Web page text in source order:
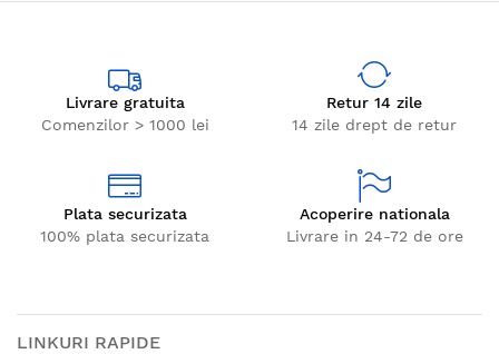
Livrare gratuita
Comenzilor > 1000 lei
Retur 14 zile
14 zile drept de retur
Plata securizata
100% plata securizata
Acoperire nationala
Livrare in 24-72 de ore
LINKURI RAPIDE